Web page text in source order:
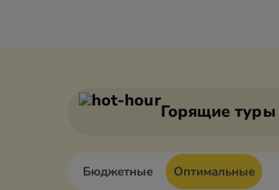
Горящие туры
Бюджетные Оптимальные